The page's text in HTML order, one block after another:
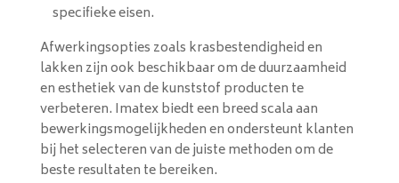
specifieke eisen.
Afwerkingsopties zoals krasbestendigheid en
lakken zijn ook beschikbaar om de duurzaamheid
en esthetiek van de kunststof producten te
verbeteren. Imatex biedt een breed scala aan
bewerkingsmogelijkheden en ondersteunt klanten
bij het selecteren van de juiste methoden om de
beste resultaten te bereiken.